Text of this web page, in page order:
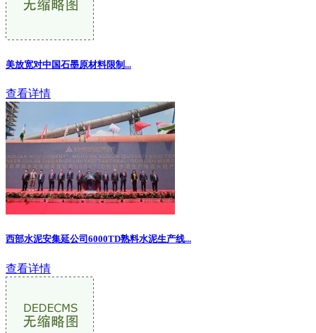
美放宽对中国石墨原材料限制 ...
查看详情
西部水泥安集延公司6000TD熟料水泥生产线...
查看详情